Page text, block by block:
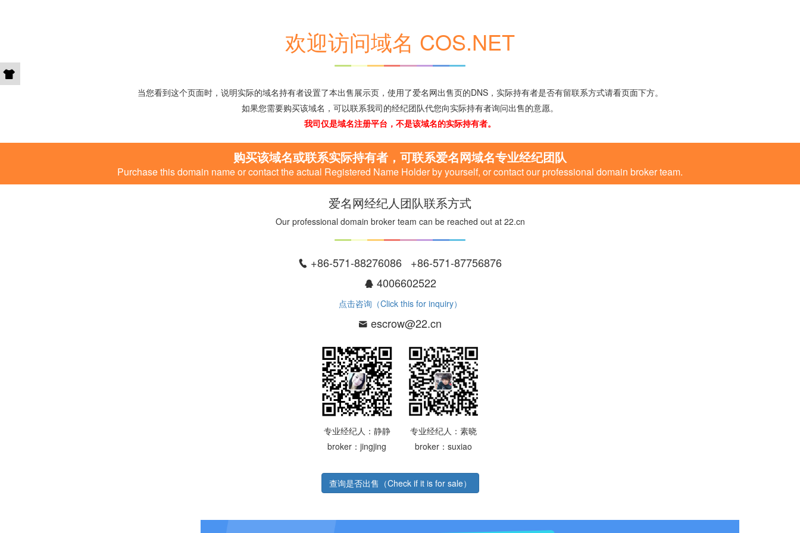
欢迎访问域名 COS.NET
当您看到这个页面时，说明实际的域名持有者设置了本出售展示页，使用了爱名网出售页的DNS，实际持有者是否有留联系方式请看页面下方。
如果您需要购买该域名，可以联系我司的经纪团队代您向实际持有者询问出售的意愿。
我司仅是域名注册平台，不是该域名的实际持有者。
购买该域名或联系实际持有者，可联系爱名网域名专业经纪团队
Purchase this domain name or contact the actual Registered Name Holder by yourself, or contact our professional domain broker team.
爱名网经纪人团队联系方式
Our professional domain broker team can be reached out at 22.cn
+86-571-88276086 +86-571-87756876
4006602522
点击咨询（Click this for inquiry）
escrow@22.cn
专业经纪人：静静
broker：jingjing
专业经纪人：素晓
broker：suxiao
查询是否出售（Check if it is for sale）